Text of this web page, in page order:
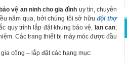
vệ an ninh cho gia đình uy tín, chuyên
năm qua, bởi chúng tôi sở hữuđội thợ
quy trình lắp đặt khung bảo vệ, lan can,
Các trang thiết bị máy móc được đầu
công – lắp đặt các hạng mục: